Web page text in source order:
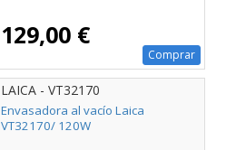
129,00 €
Comprar
LAICA - VT32170
Envasadora al vacío Laica
VT32170/ 120W